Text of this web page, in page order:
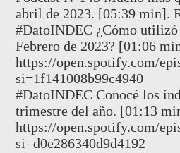
abril de 2023. [05:39 min].
#DatoINDEC ¿Cómo
Febrero de 2023? [01:06
https://open.spotify.com/
si=1f141008b99c4940
#DatoINDEC Conocé los
trimestre del año. [01:13
https://open.spotify.com/
si=d0e286340d9d4192